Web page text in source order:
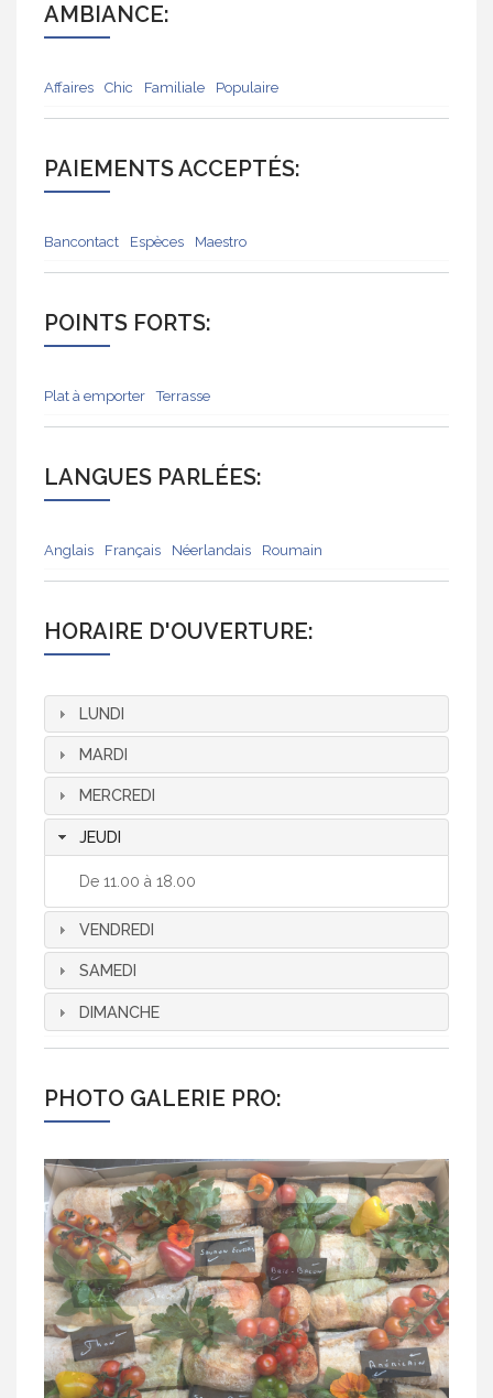
AMBIANCE:
Affaires Chic Familiale Populaire
PAIEMENTS ACCEPTÉS:
Bancontact Espèces Maestro
POINTS FORTS:
Plat à emporter Terrasse
LANGUES PARLÉES:
Anglais Français Néerlandais Roumain
HORAIRE D'OUVERTURE:
LUNDI
MARDI
MERCREDI
JEUDI
De 11.00 à 18.00
VENDREDI
SAMEDI
DIMANCHE
PHOTO GALERIE PRO: